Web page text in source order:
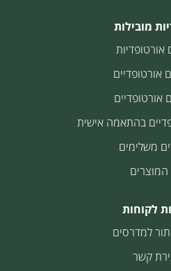
מובילות
אורטופדיות
אורטופדיים
אורטופדיים
בהתאמה אישית
משלימים
המוצרים
לקוחות
למדרסים
קשר